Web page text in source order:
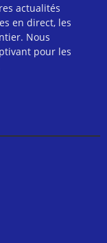
actualités
en direct, les
Nous
pour les